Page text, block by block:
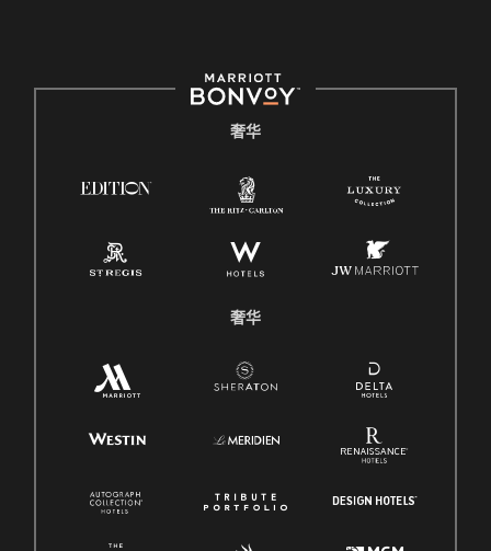
奢华
奢华